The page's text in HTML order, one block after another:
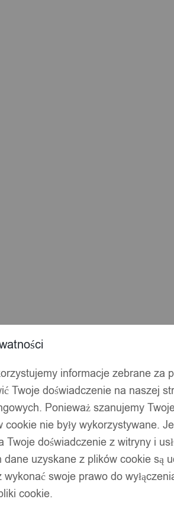
informacje zebrane za
Twoje doświadczenie na naszej
Ponieważ szanujemy
cookie nie były wykorzystywane.
Twoje doświadczenie z witryny i
uzyskane z plików cookie są
swoje prawo do
cookie.